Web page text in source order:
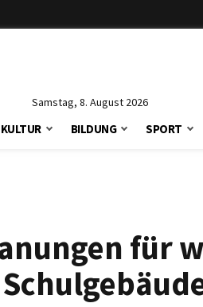
Samstag, 8. August 2026
KULTUR BILDUNG SPORT
für